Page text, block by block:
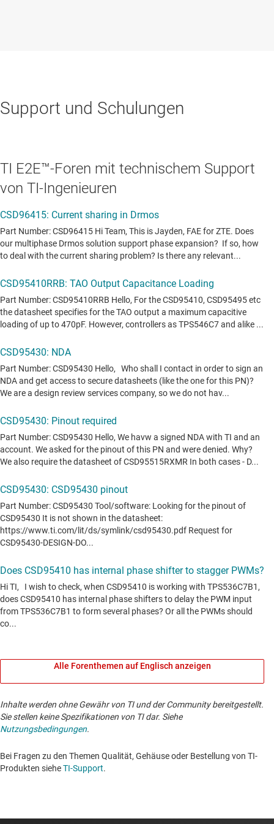
Support und Schulungen
TI E2E™-Foren mit technischem Support
von TI-Ingenieuren
Alle Forenthemen auf Englisch anzeigen
Inhalte werden ohne Gewähr von TI und der Community bereitgestellt.
Sie stellen keine Spezifikationen von TI dar. Siehe
Nutzungsbedingungen.
Bei Fragen zu den Themen Qualität, Gehäuse oder Bestellung von TI-
Produkten sieheTI-Support. ​​​​​​​​​​​​​​